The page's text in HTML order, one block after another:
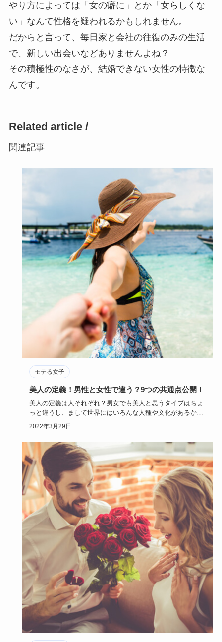
やり方によっては「女の癖に」とか「女らしくな
い」なんて性格を疑われるかもしれません。
だからと言って、毎日家と会社の往復のみの生活
で、新しい出会いなどありませんよね？
その積極性のなさが、結婚できない女性の特徴な
んです。
Related article /
関連記事
モテる女子
美人の定義！男性と女性で違う？9つの共通点公開！
美人の定義は人それぞれ？男女でも美人と思うタイプはちょ
っと違うし、まして世界にはいろんな人種や文化があるか
ら、美人の定義は…
2022年3月29日